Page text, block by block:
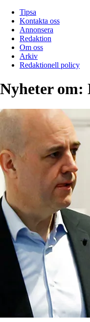
Tipsa
Kontakta oss
Annonsera
Redaktion
Om oss
Arkiv
Redaktionell policy
Nyheter om: